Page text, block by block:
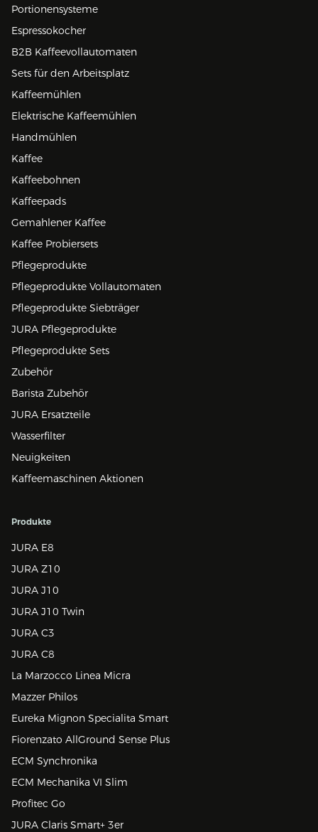
Portionensysteme
Espressokocher
B2B Kaffeevollautomaten
Sets für den Arbeitsplatz
Kaffeemühlen
Elektrische Kaffeemühlen
Handmühlen
Kaffee
Kaffeebohnen
Kaffeepads
Gemahlener Kaffee
Kaffee Probiersets
Pflegeprodukte
Pflegeprodukte Vollautomaten
Pflegeprodukte Siebträger
JURA Pflegeprodukte
Pflegeprodukte Sets
Zubehör
Barista Zubehör
JURA Ersatzteile
Wasserfilter
Neuigkeiten
Kaffeemaschinen Aktionen
Produkte
JURA E8
JURA Z10
JURA J10
JURA J10 Twin
JURA C3
JURA C8
La Marzocco Linea Micra
Mazzer Philos
Eureka Mignon Specialita Smart
Fiorenzato AllGround Sense Plus
ECM Synchronika
ECM Mechanika VI Slim
Profitec Go
JURA Claris Smart+ 3er